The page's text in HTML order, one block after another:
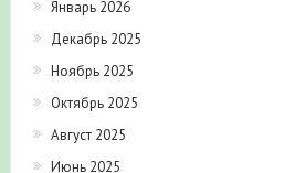
Январь 2026
Декабрь 2025
Ноябрь 2025
Октябрь 2025
Август 2025
Июнь 2025